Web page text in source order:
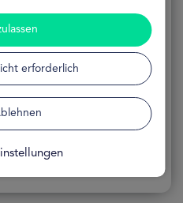
erforderlich
ANWENDUNG 100% Online
FORMEL Kostenlos
24 Stunden
Beine
einen Klick